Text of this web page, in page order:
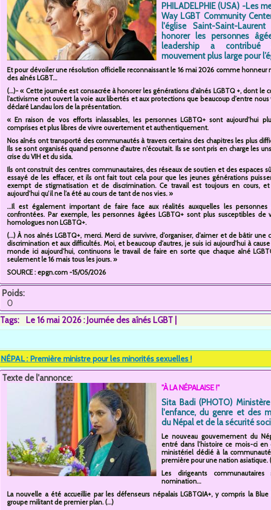
PHILADELPHIE (USA) -Les
Way LGBT Community
l'église Saint-Saint-
honorer les personnes
leadership a
mouvement plus large pour
Et pour dévoiler une résolution officielle reconnaissant le 16 mai 2026 comme honneur
des aînés LGBT...
(...)- « Cette journée est consacrée à honorer les générations d’aînés LGBTQ +, dont le
l’activisme ont ouvert la voie aux libertés et aux protections que beaucoup d’entre nous
déclaré Landau lors de la présentation.
« En raison de vos efforts inlassables, les personnes LGBTQ+ sont aujourd’hui
comprises et plus libres de vivre ouvertement et authentiquement.
Nos aînés ont transporté des communautés à travers certains des chapitres les plus
Ils se sont organisés quand personne d'autre n'écoutait. Ils se sont pris en charge les
crise du VIH et du sida.
Ils ont construit des centres communautaires, des réseaux de soutien et des espaces
essayé de les effacer, et ils ont fait tout cela pour que les jeunes générations
exempt de stigmatisation et de discrimination. Ce travail est toujours en cours,
aujourd’hui qu’il ne l’a été au cours de tant de nos vies. »
...Il est également important de faire face aux réalités auxquelles les personnes
confrontées. Par exemple, les personnes âgées LGBTQ+ sont plus susceptibles de
homologues non LGBTQ+.
(...) À nos aînés LGBTQ+, merci. Merci de survivre, d’organiser, d’aimer et de bâtir
discrimination et aux difficultés. Moi, et beaucoup d’autres, je suis ici aujourd’hui à
monde ici aujourd’hui, continuons le travail de faire en sorte que chaque aîné
seulement le 16 mais tous les jours. »
SOURCE : epgn.com -15/05/2026
Poids:
0
Tags:
Le 16 mai 2026 : Journée des aînés LGBT
NÉPAL : Première ministre pour les minorités sexuelles !
Texte de l'annonce:
"À LA NÉPALAISE !"
Sita Badi (PHOTO)
l'enfance, du genre et des
du Népal et de la sécurité
Le nouveau gouvernement du
entré dans l’histoire ce mois-ci
ministériel dédié à la
première pour une nation asiatique.
Les dirigeants
nomination...
La nouvelle a été accueillie par les défenseurs népalais LGBTQIA+, y compris la
groupe militant de premier plan. (...)